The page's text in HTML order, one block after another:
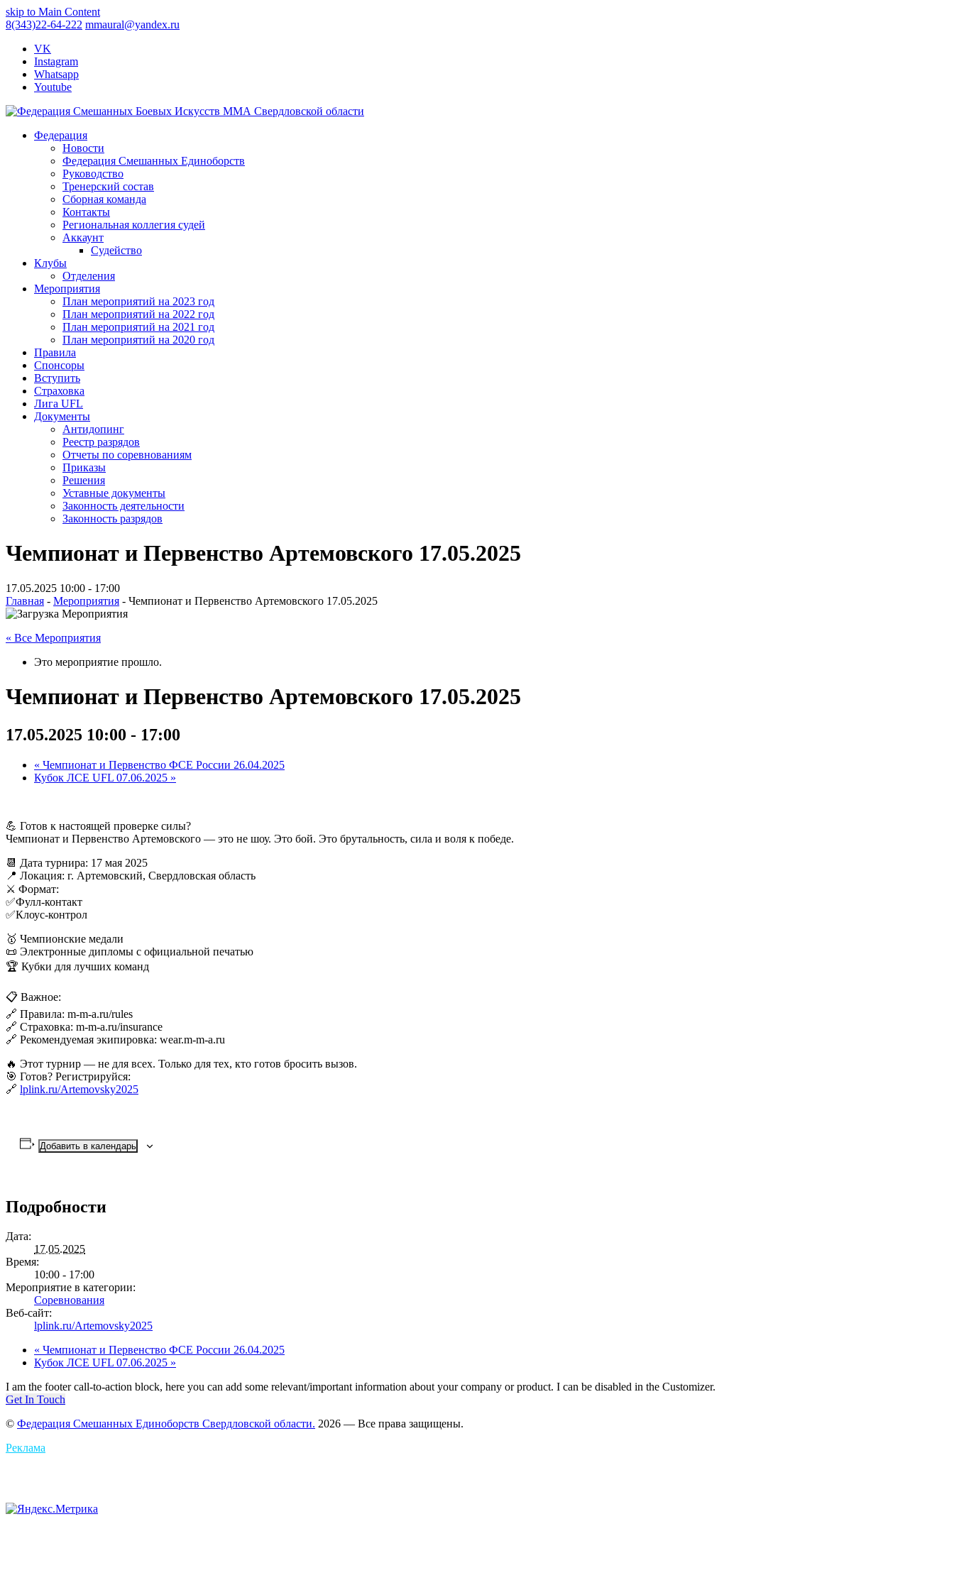
skip to Main Content
8(343)22-64-222 mmaural@yandex.ru
VK
Instagram
Whatsapp
Youtube
Федерация
Новости
Федерация Смешанных Единоборств
Руководство
Тренерский состав
Сборная команда
Контакты
Региональная коллегия судей
Аккаунт
Судейство
Клубы
Отделения
Мероприятия
План мероприятий на 2023 год
План мероприятий на 2022 год
План мероприятий на 2021 год
План мероприятий на 2020 год
Правила
Спонсоры
Вступить
Страховка
Лига UFL
Документы
Антидопинг
Реестр разрядов
Отчеты по соревнованиям
Приказы
Решения
Уставные документы
Законность деятельности
Законность разрядов
Чемпионат и Первенство Артемовского 17.05.2025
17.05.2025 10:00 - 17:00
Главная - Мероприятия - Чемпионат и Первенство Артемовского 17.05.2025
« Все Мероприятия
Это мероприятие прошло.
Чемпионат и Первенство Артемовского 17.05.2025
17.05.2025 10:00 - 17:00
« Чемпионат и Первенство ФСЕ России 26.04.2025
Кубок ЛСЕ UFL 07.06.2025 »
💪 Готов к настоящей проверке силы?
Чемпионат и Первенство Артемовского — это не шоу. Это бой. Это брутальность, сила и воля к победе.
📆 Дата турнира: 17 мая 2025
📍 Локация: г. Артемовский, Свердловская область
⚔ Формат:
✅Фулл-контакт
✅Клоус-контрол
🥇 Чемпионские медали
📜 Электронные дипломы с официальной печатью
🏆 Кубки для лучших команд
📋 Важное:
🔗 Правила: m-m-a.ru/rules
🔗 Страховка: m-m-a.ru/insurance
🔗 Рекомендуемая экипировка: wear.m-m-a.ru
🔥 Этот турнир — не для всех. Только для тех, кто готов бросить вызов.
🎯 Готов? Регистрируйся:
🔗 lplink.ru/Artemovsky2025
Добавить в календарь
Подробности
Дата:
17.05.2025
Время:
10:00 - 17:00
Мероприятие в категории:
Соревнования
Веб-сайт:
lplink.ru/Artemovsky2025
« Чемпионат и Первенство ФСЕ России 26.04.2025
Кубок ЛСЕ UFL 07.06.2025 »
I am the footer call-to-action block, here you can add some relevant/important information about your company or product. I can be disabled in the Customizer.
Get In Touch
© Федерация Смешанных Единоборств Свердловской области. 2026 — Все права защищены.
Реклама